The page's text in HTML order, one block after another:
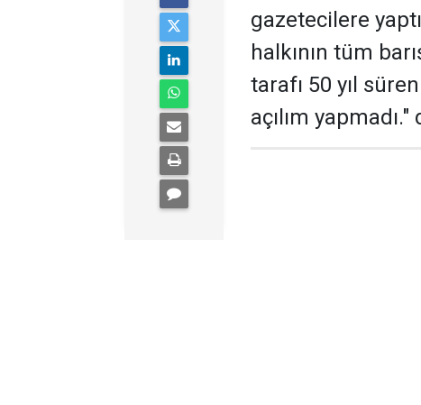
gazetecilere
halkının tüm
tarafı 50 yıl
açılım yapmadı."